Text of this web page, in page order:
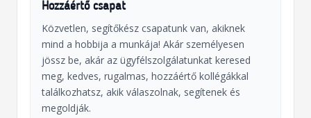
Hozzáértő csapat
Közvetlen, segítőkész csapatunk van, akiknek
mind a hobbija a munkája! Akár személyesen
jössz be, akár az ügyfélszolgálatunkat keresed
meg, kedves, rugalmas, hozzáértő kollégákkal
találkozhatsz, akik válaszolnak, segítenek és
megoldják.